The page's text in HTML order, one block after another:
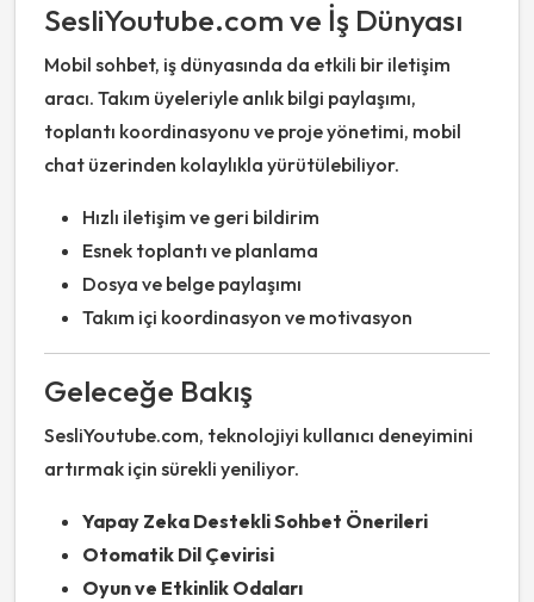
SesliYoutube.com ve İş Dünyası
Mobil sohbet, iş dünyasında da etkili bir iletişim
aracı. Takım üyeleriyle anlık bilgi paylaşımı,
toplantı koordinasyonu ve proje yönetimi, mobil
chat üzerinden kolaylıkla yürütülebiliyor.
Hızlı iletişim ve geri bildirim
Esnek toplantı ve planlama
Dosya ve belge paylaşımı
Takım içi koordinasyon ve motivasyon
Geleceğe Bakış
SesliYoutube.com, teknolojiyi kullanıcı deneyimini
artırmak için sürekli yeniliyor.
Yapay Zeka Destekli Sohbet Önerileri
Otomatik Dil Çevirisi
Oyun ve Etkinlik Odaları